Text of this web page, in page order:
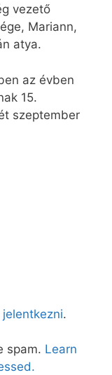
vezető
Mariann,
atya.
az évben
15.
szeptember
.
spam. Learn